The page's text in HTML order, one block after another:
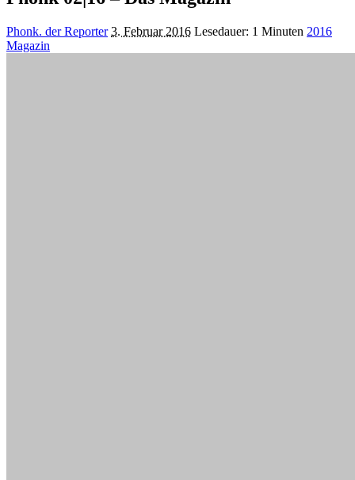
Posted
by
Phonk. der Reporter 3. Februar 2016 Lesedauer: 1 Minuten 2016
Magazin